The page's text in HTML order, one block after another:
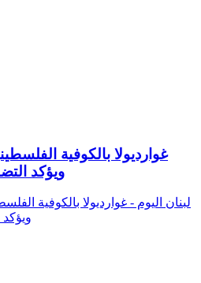
غوارديولا بالكوفية
ويؤكد